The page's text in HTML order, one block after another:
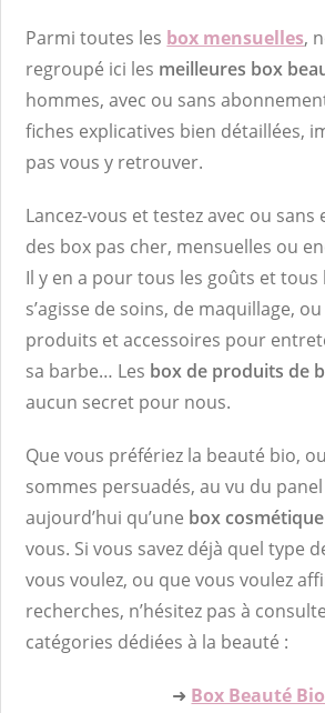
Parmi toutes les box mensuelles,
regroupé ici les meilleures box
hommes, avec ou sans
fiches explicatives bien détaillées,
pas vous y retrouver.
Lancez-vous et testez avec ou sans
des box pas cher, mensuelles ou
Il y en a pour tous les goûts et tous
s’agisse de soins, de maquillage,
produits et accessoires pour
sa barbe… Les box de produits de
aucun secret pour nous.
Que vous préfériez la beauté bio,
sommes persuadés, au vu du
aujourd’hui qu’une box cosmétique
vous. Si vous savez déjà quel type
vous voulez, ou que vous voulez
recherches, n’hésitez pas à
catégories dédiées à la beauté :
➜ Box Beauté Bio